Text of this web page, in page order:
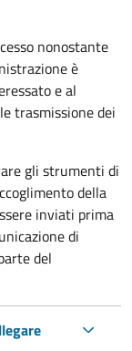
nonostante
è
e al
trasmissione dei
gli strumenti di
della
inviati prima
di
del